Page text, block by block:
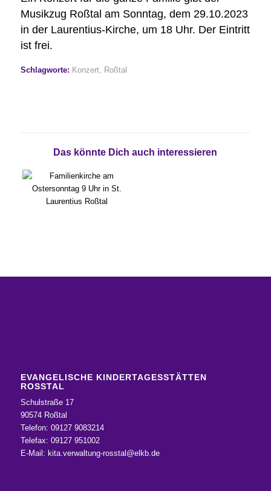
Musikzug Roßtal am Sonntag, dem 29.10.2023
in der Laurentius-Kirche, um 18 Uhr. Der Eintritt
ist frei.
Schlagworte: Konzert, Roßtal
Das könnte Dich auch interessieren
EVANGELISCHE KINDERTAGESSTÄTTEN
ROSSTAL
Schulstraße 17
90574 Roßtal
Telefon: 09127 9083214
Telefax: 09127 951002
E-Mail: kita.verwaltung-rosstal@elkb.de